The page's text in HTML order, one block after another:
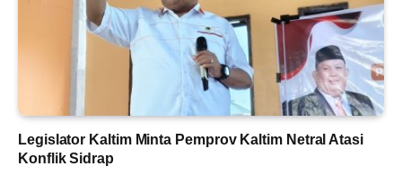
Legislator Kaltim Minta Pemprov Kaltim Netral Atasi
Konflik Sidrap